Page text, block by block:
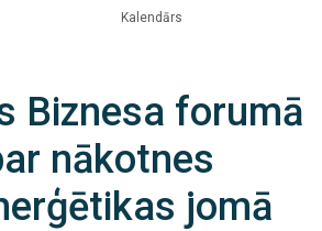
Kalendārs
Biznesa forumā
nākotnes
jomā